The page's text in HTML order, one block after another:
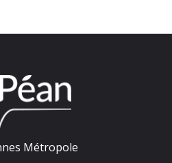
Métropole